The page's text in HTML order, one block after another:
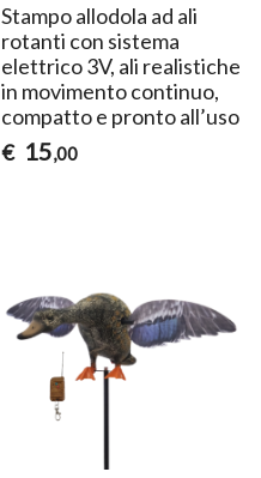
Stampo allodola ad ali
rotanti con sistema
elettrico 3V, ali realistiche
in movimento continuo,
compatto e pronto all’uso
€ 15,00